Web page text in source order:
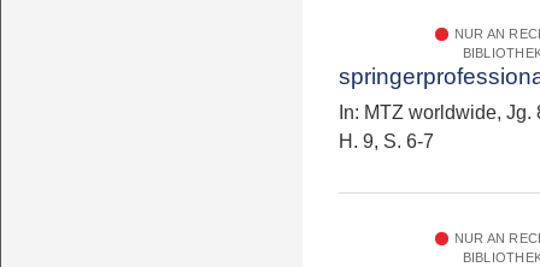
NUR AN
In: MTZ worldwide, Jg.
H. 9, S. 6-7
NUR AN